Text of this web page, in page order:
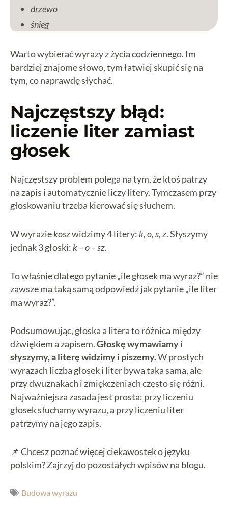
drzewo
śnieg
Warto wybierać wyrazy z życia codziennego. Im
bardziej znajome słowo, tym łatwiej skupić się na
tym, co naprawdę słychać.
Najczęstszy błąd:
liczenie liter zamiast
głosek
Najczęstszy problem polega na tym, że ktoś patrzy
na zapis i automatycznie liczy litery. Tymczasem przy
głoskowaniu trzeba kierować się słuchem.
W wyraziekoszwidzimy 4 litery: k, o, s, z. Słyszymy
jednak 3 głoski: k – o – sz.
To właśnie dlatego pytanie „ile głosek ma wyraz?” nie
zawsze ma taką samą odpowiedź jak pytanie „ile liter
ma wyraz?”.
Podsumowując, głoska a litera to różnica między
dźwiękiem a zapisem.Głoskę wymawiamy i
słyszymy, a literę widzimy i piszemy.W prostych
wyrazach liczba głosek i liter bywa taka sama, ale
przy dwuznakach i zmiękczeniach często się różni.
Najważniejsza zasada jest prosta: przy liczeniu
głosek słuchamy wyrazu, a przy liczeniu liter
patrzymy na jego zapis.
📌 Chcesz poznać więcej ciekawostek o języku
polskim? Zajrzyj do pozostałych wpisów na blogu.
Budowa wyrazu